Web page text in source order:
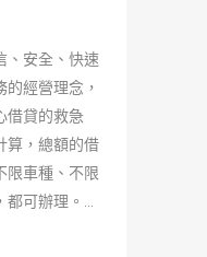
、安全、快速
經營理念，
借貸的救急
算，總額的借
限車種、不限
都可辦理。...